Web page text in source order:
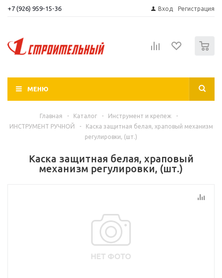
+7 (926) 959-15-36 Вход Регистрация
МЕНЮ
Главная - Каталог - Инструмент и крепеж
-
ИНСТРУМЕНТ РУЧНОЙ
-
Каска защитная белая, храповый механизм
регулировки, (шт.)
Каска защитная белая, храповый
механизм регулировки, (шт.)